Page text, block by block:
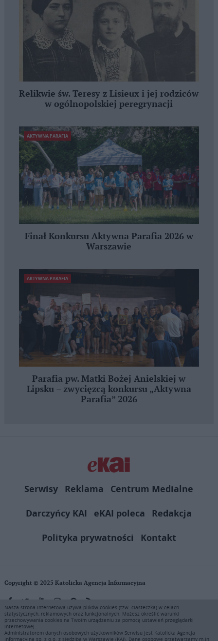
Relikwie św. Teresy z Lisieux i jej rodziców
w ogólnopolskiej peregrynacji
AKTYWNA PARAFIA
Finał Konkursu Aktywna Parafia 2026 w
Warszawie
AKTYWNA PARAFIA
Parafia pw. Matki Bożej Anielskiej w
Lipsku – zwycięzcą konkursu „Aktywna
Parafia” 2026
Serwisy Reklama
Centrum Medialne
Darczyńcy KAI
eKAI poleca
Redakcja
Polityka prywatności
Kontakt
Copyright © 2025 Katolicka Agencja Informacyjna
KAI zastrzega wszelkie prawa do serwisu. Użytkownicy mogą pobierać
i drukować fragmenty zawartości serwisu internetowego www.ekai.pl
wyłącznie do użytku osobistego. Publikacja, rozpowszechnianie
Nasza strona internetowa używa plików cookies (tzw. ciasteczka) w celach
statystycznych, reklamowych oraz funkcjonalnych. Możesz określić warunki
przechowywania cookies na Twoim urządzeniu za pomocą ustawień przeglądarki
internetowej.
Administratorem danych osobowych użytkowników Serwisu jest Katolicka Agencja
Informacyjna sp. z o.o. z siedzibą w Warszawie (KAI). Dane osobowe przetwarzamy m.in.